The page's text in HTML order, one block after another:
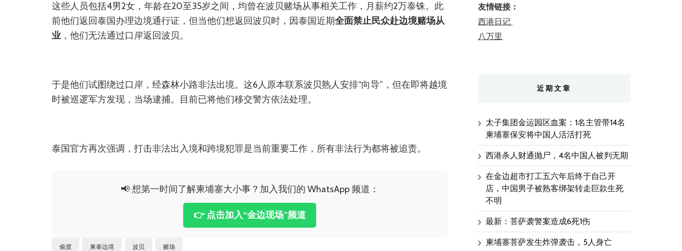
这些人员包括4男2女，年龄在20至35岁之间，均曾在波贝赌场从事相关工作，月薪约2万泰铢。此
前他们返回泰国办理边境通行证，但当他们想返回波贝时，因泰国近期全面禁止民众赴边境赌场从
业 ，他们无法通过口岸返回波贝。
于是他们试图绕过口岸，经森林小路非法出境。这6人原本联系波贝熟人安排“向导”，但在即将越境
时被巡逻军方发现，当场逮捕。目前已将他们移交警方依法处理。
泰国官方再次强调，打击非法出入境和跨境犯罪是当前重要工作，所有非法行为都将被追责。
📢 想第一时间了解柬埔寨大小事？加入我们的 WhatsApp 频道：
👉 点击加入“金边现场”频道
偷渡 柬泰边境 波贝 赌场
友情链接：
西港日记
八万里
近期文章
太子集团金运园区血案：1名主管带14名
柬埔寨保安将中国人活活打死
西港杀人财通抛尸，4名中国人被判无期
在金边超市打工五六年后终于自己开
店，中国男子被熟客绑架转走巨款生死
不明
最新：菩萨袭警案造成6死1伤
柬埔寨菩萨发生炸弹袭击，5人身亡